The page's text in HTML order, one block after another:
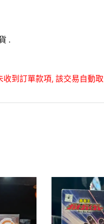
.
到訂單款項, 該交易自動